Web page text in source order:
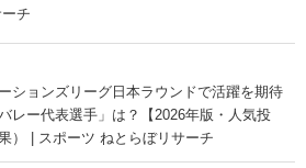
チ
ションズリーグ日本ラウンドで活躍を期待
レー代表選手」は？【2026年版・人気投
） | スポーツ ねとらぼリサーチ